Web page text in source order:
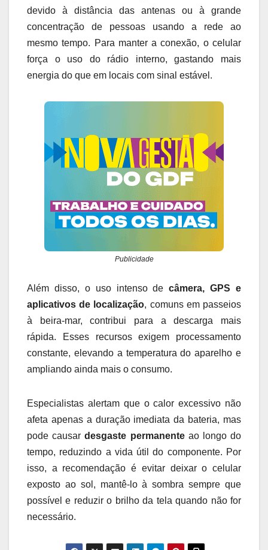
devido à distância das antenas ou à grande
concentração de pessoas usando a rede ao
mesmo tempo. Para manter a conexão, o celular
força o uso do rádio interno, gastando mais
energia do que em locais com sinal estável.
Publicidade
Além disso, o uso intenso decâmera, GPS e
aplicativos de localização, comuns em passeios
à beira-mar, contribui para a descarga mais
rápida. Esses recursos exigem processamento
constante, elevando a temperatura do aparelho e
ampliando ainda mais o consumo.
Especialistas alertam que o calor excessivo não
afeta apenas a duração imediata da bateria, mas
pode causardesgaste permanenteao longo do
tempo, reduzindo a vida útil do componente. Por
isso, a recomendação é evitar deixar o celular
exposto ao sol, mantê-lo à sombra sempre que
possível e reduzir o brilho da tela quando não for
necessário.